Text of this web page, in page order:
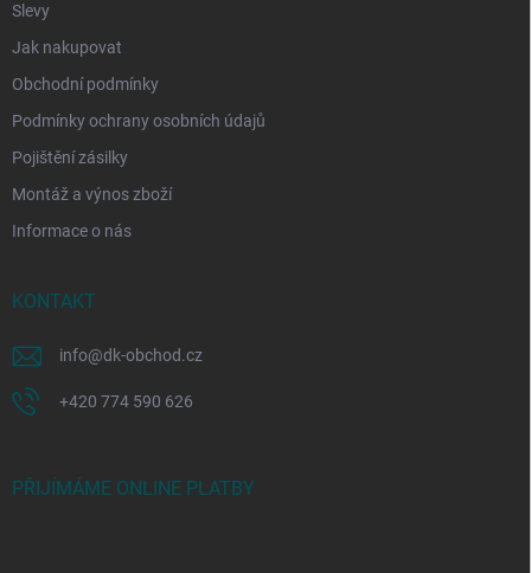
Slevy
Jak nakupovat
Obchodní podmínky
Podmínky ochrany osobních údajů
Pojištění zásilky
Montáž a výnos zboží
Informace o nás
KONTAKT
info@dk-obchod.cz
+420 774 590 626
PŘIJÍMÁME ONLINE PLATBY